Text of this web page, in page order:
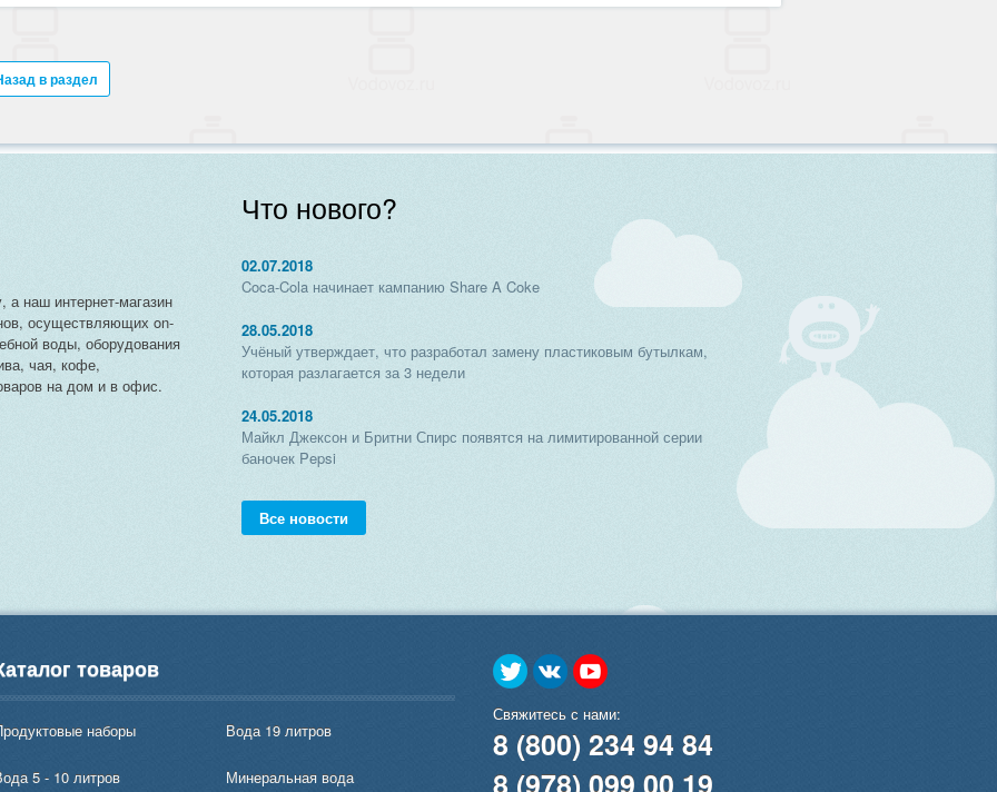
в раздел
наш интернет-магазин
осуществляющих on-
воды, оборудования
чая, кофе,
на дом и в офис.
Что нового?
02.07.2018
Coca-Cola начинает кампанию Share A Coke
28.05.2018
Учёный утверждает, что разработал замену пластиковым бутылкам,
которая разлагается за 3 недели
24.05.2018
Майкл Джексон и Бритни Спирс появятся на лимитированной серии
баночек Pepsi
Все новости
товаров
наборы Вода 19 литров
5 - 10 литров Минеральная вода
Свяжитесь с нами:
8 (800) 234 94 84